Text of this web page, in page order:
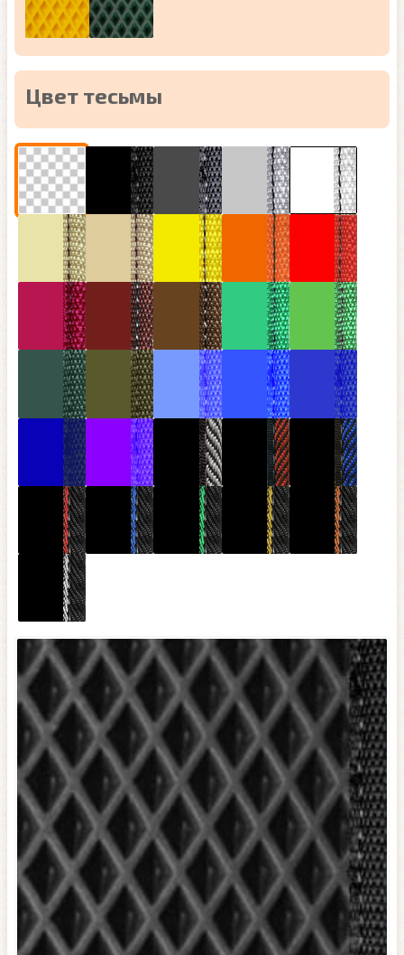
Цвет тесьмы